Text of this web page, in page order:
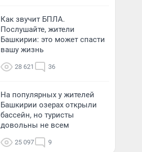
Как звучит БПЛА.
Послушайте, жители
Башкирии: это может спасти
вашу жизнь
28 621 36
На популярных у жителей
Башкирии озерах открыли
бассейн, но туристы
довольны не всем
25 097 9